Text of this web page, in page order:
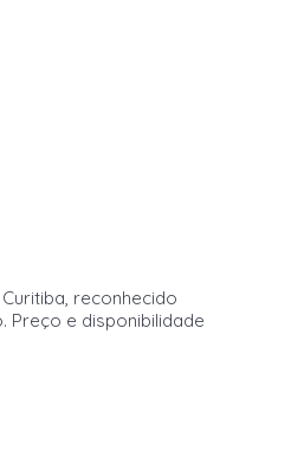
reconhecido
Preço e disponibilidade